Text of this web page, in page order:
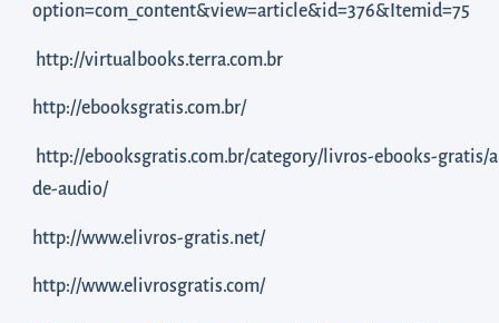
Acessar
diretamente
área
para
realizar
internas
Acessar
option=com_content&view=article&id=376&Itemid=75
http://virtualbooks.terra.com.br
http://ebooksgratis.com.br/
http://ebooksgratis.com.br/category/livros-ebooks-gratis/
de-audio/
http://www.elivros-gratis.net/
http://www.elivrosgratis.com/